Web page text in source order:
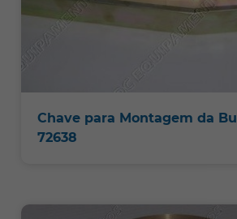
Chave para Montagem da
72638